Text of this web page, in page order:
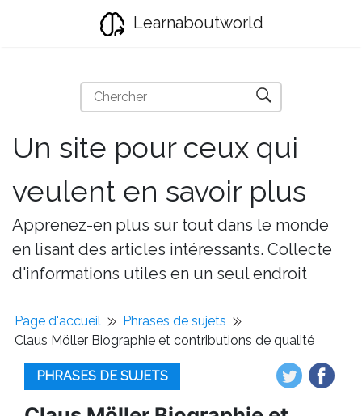
Learnaboutworld
Un site pour ceux qui
veulent en savoir plus
Apprenez-en plus sur tout dans le monde
en lisant des articles intéressants. Collecte
d'informations utiles en un seul endroit
Page d'accueil
Phrases de sujets
Claus Möller Biographie et contributions de qualité
PHRASES DE SUJETS